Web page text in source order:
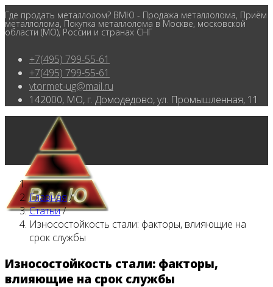
Где продать металлолом? ВМЮ - Продажа металлолома, Приём
металлолома, Покупка металлолома в Москве, московской
области (МО), России и странах СНГ
+7(495) 799-55-61
+7(495) 799-55-61
vtormet-ug@mail.ru
142000, МО, г. Домодедово, ул. Промышленная, 11
Главная
Главная/
Статьи/
Износостойкость стали: факторы, влияющие на
срок службы
Износостойкость стали: факторы,
влияющие на срок службы